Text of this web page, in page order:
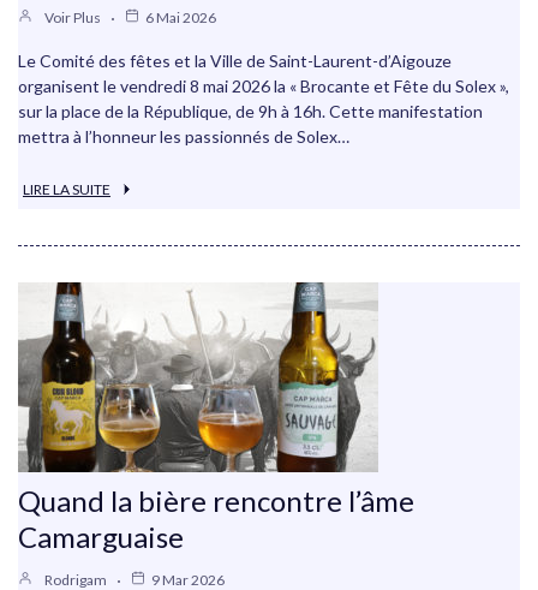
Voir Plus 6 Mai 2026
Le Comité des fêtes et la Ville de Saint-Laurent-d’Aigouze
organisent le vendredi 8 mai 2026 la « Brocante et Fête du Solex »,
sur la place de la République, de 9h à 16h. Cette manifestation
mettra à l’honneur les passionnés de Solex…
LIRE LA SUITE
Quand la bière rencontre l’âme
Camarguaise
Rodrigam 9 Mar 2026